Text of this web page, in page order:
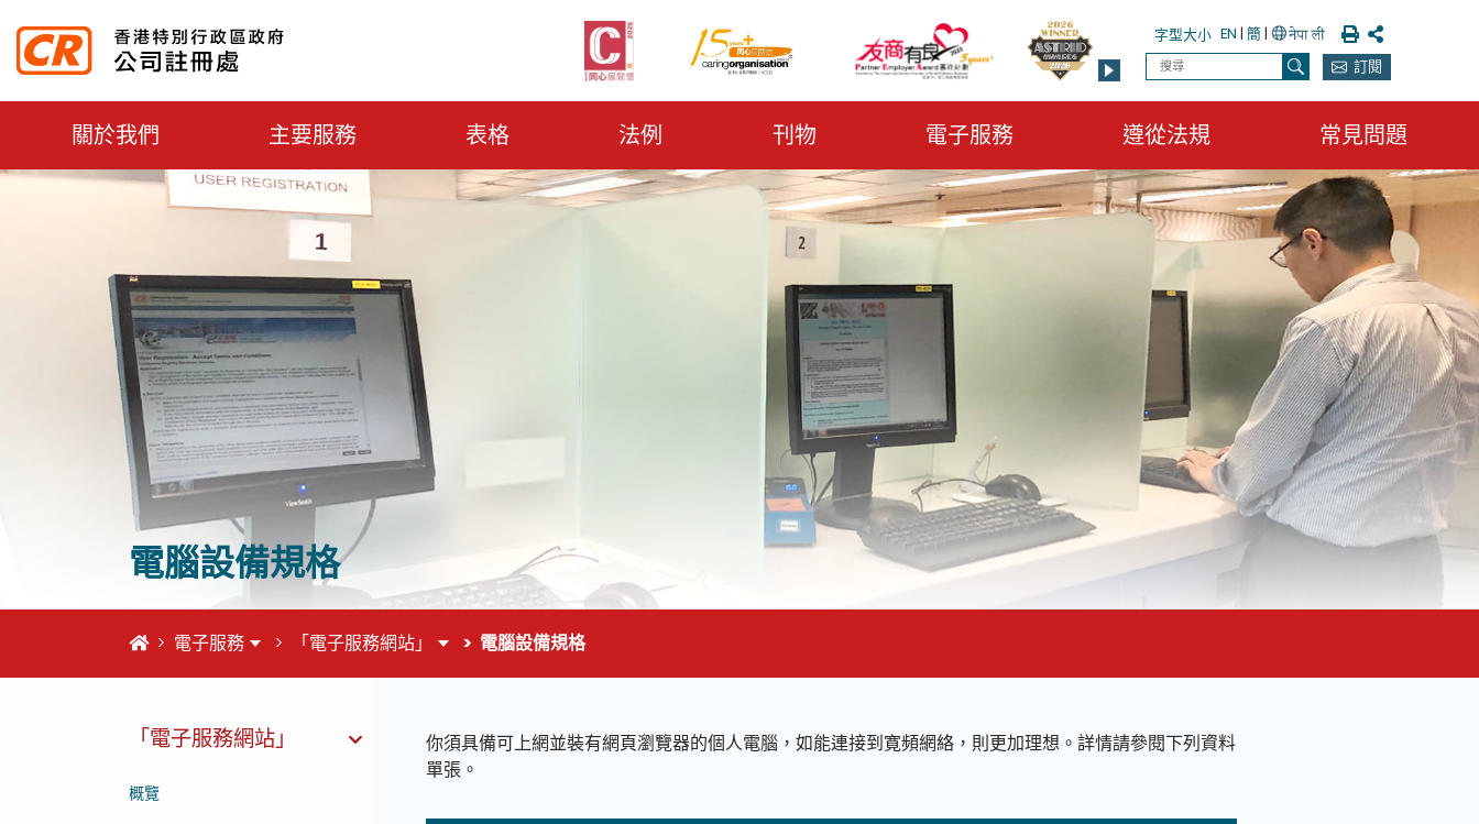
字型大小 EN | 簡| 列印 分享
搜尋
搜尋 訂閱
關於我們 主要服務 表格 法例 刊物 電子服務 遵從法規 常見問題
電腦設備規格
首頁電子服務 「電子服務網站」 電腦設備規格
「電子服務網站」
概覽
你須具備可上網並裝有網頁瀏覽器的個人電腦，如能連接到寛頻網絡，則更加理想。詳情請參閱下列資料
單張。